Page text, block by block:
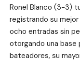
Ronel Blanco (3-3)
registrando su mejor
ocho entradas sin
otorgando una base
bateadores, su